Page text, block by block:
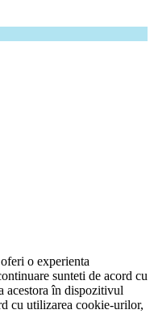
o experienta
sunteti de acord cu
acestora în dispozitivul
cu utilizarea cookie-urilor,